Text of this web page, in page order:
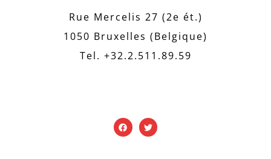
Rue Mercelis 27 (2e ét.)
1050 Bruxelles (Belgique)
Tel. +32.2.511.89.59